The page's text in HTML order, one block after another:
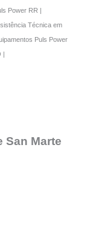
Power RR |
Técnica em
Puls Power
|
San Marte